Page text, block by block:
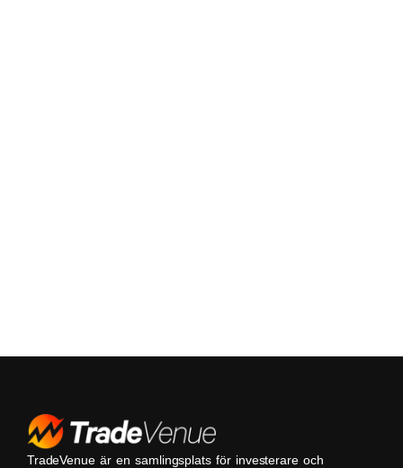
TradeVenue är en samlingsplats för investerare och